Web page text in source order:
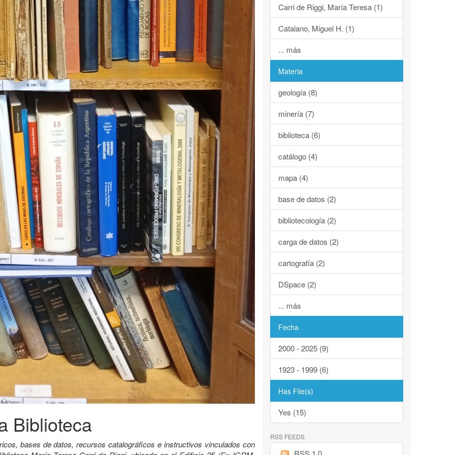
Biblioteca
bases de datos, recursos catalográficos e instructivos vinculados con
Carri de Riggi, María Teresa (1)
Catalano, Miguel H. (1)
... más
Materia
geología (8)
minería (7)
biblioteca (6)
catálogo (4)
mapa (4)
base de datos (2)
bibliotecología (2)
carga de datos (2)
cartografía (2)
DSpace (2)
... más
Fecha
2000 - 2025 (9)
1923 - 1999 (6)
Has File(s)
Yes (15)
RSS FEEDS